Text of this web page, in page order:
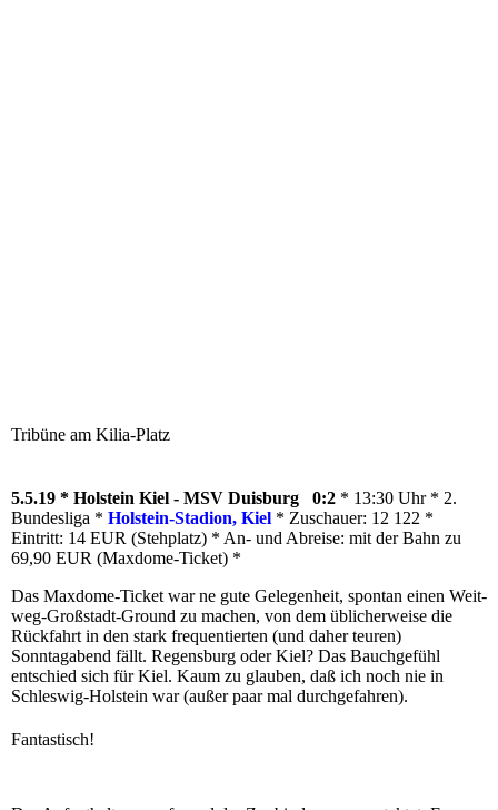
Tribüne am Kilia-Platz
5.5.19 * Holstein Kiel - MSV Duisburg 0:2 * 13:30 Uhr * 2.
Bundesliga * Holstein-Stadion, Kiel * Zuschauer: 12 122 *
Eintritt: 14 EUR (Stehplatz) * An- und Abreise: mit der Bahn zu
69,90 EUR (Maxdome-Ticket) *
Das Maxdome-Ticket war ne gute Gelegenheit, spontan einen Weit-
weg-Großstadt-Ground zu machen, von dem üblicherweise die
Rückfahrt in den stark frequentierten (und daher teuren)
Sonntagabend fällt. Regensburg oder Kiel? Das Bauchgefühl
entschied sich für Kiel. Kaum zu glauben, daß ich noch nie in
Schleswig-Holstein war (außer paar mal durchgefahren).
Fantastisch!